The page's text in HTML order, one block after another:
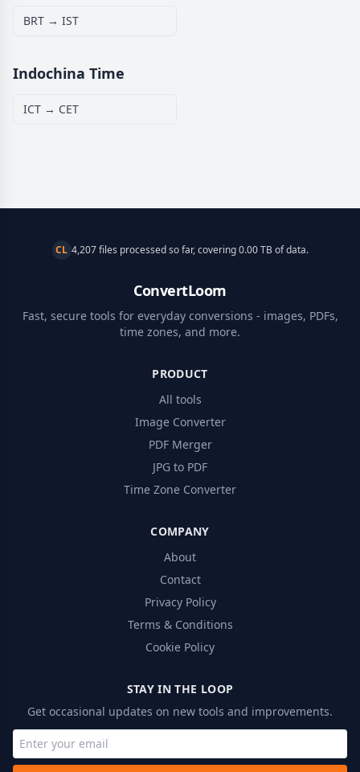
BRT → IST
Indochina Time
ICT → CET
CL 4,207 files processed so far, covering 0.00 TB of data.
ConvertLoom
Fast, secure tools for everyday conversions - images, PDFs,
time zones, and more.
PRODUCT
All tools
Image Converter
PDF Merger
JPG to PDF
Time Zone Converter
COMPANY
About
Contact
Privacy Policy
Terms & Conditions
Cookie Policy
STAY IN THE LOOP
Get occasional updates on new tools and improvements.